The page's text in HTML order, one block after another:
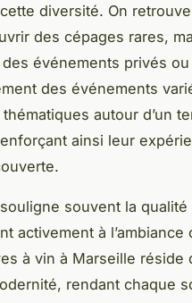
diversité. On
des cépages rares,
événements privés
des événements
autour d’un
ainsi leur
souvent la
activement à l’ambiance
à vin à Marseille réside
rendant chaque